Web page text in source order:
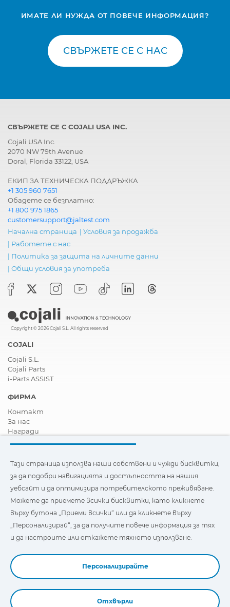
ИМАТЕ ЛИ НУЖДА ОТ ПОВЕЧЕ ИНФОРМАЦИЯ?
СВЪРЖЕТЕ СЕ С НАС
СВЪРЖЕТЕ СЕ С COJALI USA INC.
Cojali USA Inc.
2070 NW 79th Avenue
Doral, Florida 33122, USA
ЕКИП ЗА ТЕХНИЧЕСКА ПОДДРЪЖКА
+1 305 960 7651
Обадете се безплатно:
+1 800 975 1865
customersupport@jaltest.com
Начална страница | Условия за продажба
| Работете с нас
| Политика за защита на личните данни
| Общи условия за употреба
Copyright © 2026 Cojali S.L. All rights reserved
COJALI
Cojali S.L.
Cojali Parts
i-Parts ASSIST
ФИРМА
Контакт
За нас
Награди
Станете дистрибутор
Новини
Видеа
FAQ - Често задавани въпроси
Тази страница използва наши собствени и бисквитки на
трети страни, за да подобри навигацията и
достъпността на нашия уебсайт и да оптимизира
потребителското изживяване. Можете да кликнете
тях и да зададете или откажете използването им.
Тази страница използва наши собствени и чужди бисквитки,
за да подобри навигацията и достъпността на нашия
уебсайт и да оптимизира потребителското преживяване.
Можете да приемете всички бисквитки, като кликнете
върху бутона „Приеми всички“ или да кликнете върху
„Персонализирай“, за да получите повече информация за тях
и да настроите или откажете тяхното използване.
Персонализирайте
Отхвърли